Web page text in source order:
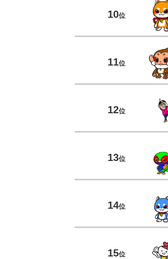
10位
11位
12位
13位
14位
15位